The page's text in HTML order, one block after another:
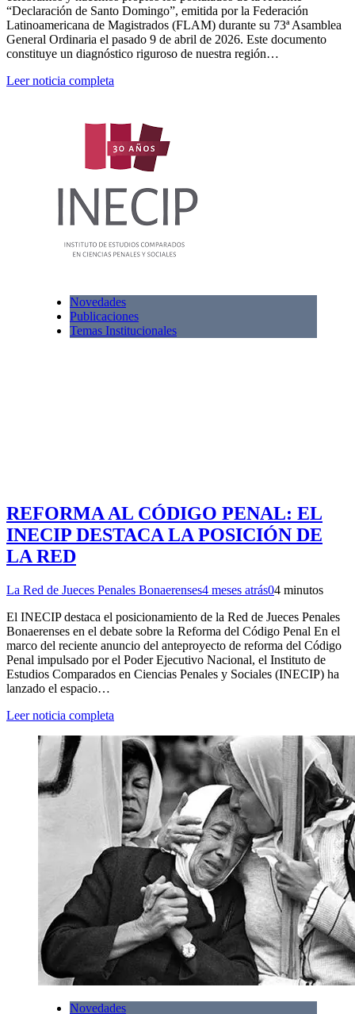
“Declaración de Santo Domingo”, emitida por la Federación
Latinoamericana de Magistrados (FLAM) durante su 73ª Asamblea
General Ordinaria el pasado 9 de abril de 2026. Este documento
constituye un diagnóstico riguroso de nuestra región…
Leer noticia completa
Novedades
Publicaciones
Temas Institucionales
REFORMA AL CÓDIGO PENAL: EL
INECIP DESTACA LA POSICIÓN DE
LA RED
La Red de Jueces Penales Bonaerenses4 meses atrás04 minutos
El INECIP destaca el posicionamiento de la Red de Jueces Penales
Bonaerenses en el debate sobre la Reforma del Código Penal En el
marco del reciente anuncio del anteproyecto de reforma del Código
Penal impulsado por el Poder Ejecutivo Nacional, el Instituto de
Estudios Comparados en Ciencias Penales y Sociales (INECIP) ha
lanzado el espacio…
Leer noticia completa
Novedades